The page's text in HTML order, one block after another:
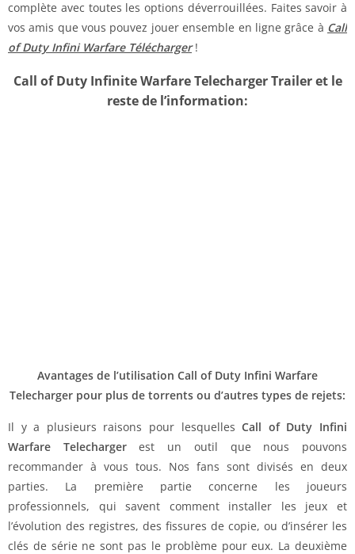
complète avec toutes les options déverrouillées. Faites savoir à
vos amis que vous pouvez jouer ensemble en ligne grâce à Call
of Duty Infini Warfare Télécharger!
Call of Duty Infinite Warfare Telecharger Trailer et le
reste de l’information:
Avantages de l’utilisation Call of Duty Infini Warfare
Telecharger pour plus de torrents ou d’autres types de rejets:
Il y a plusieurs raisons pour lesquellesCall of Duty Infini
Warfare Telechargerest un outil que nous pouvons
recommander à vous tous. Nos fans sont divisés en deux
parties. La première partie concerne les joueurs
professionnels, qui savent comment installer les jeux et
l’évolution des registres, des fissures de copie, ou d’insérer les
clés de série ne sont pas le problème pour eux. La deuxième